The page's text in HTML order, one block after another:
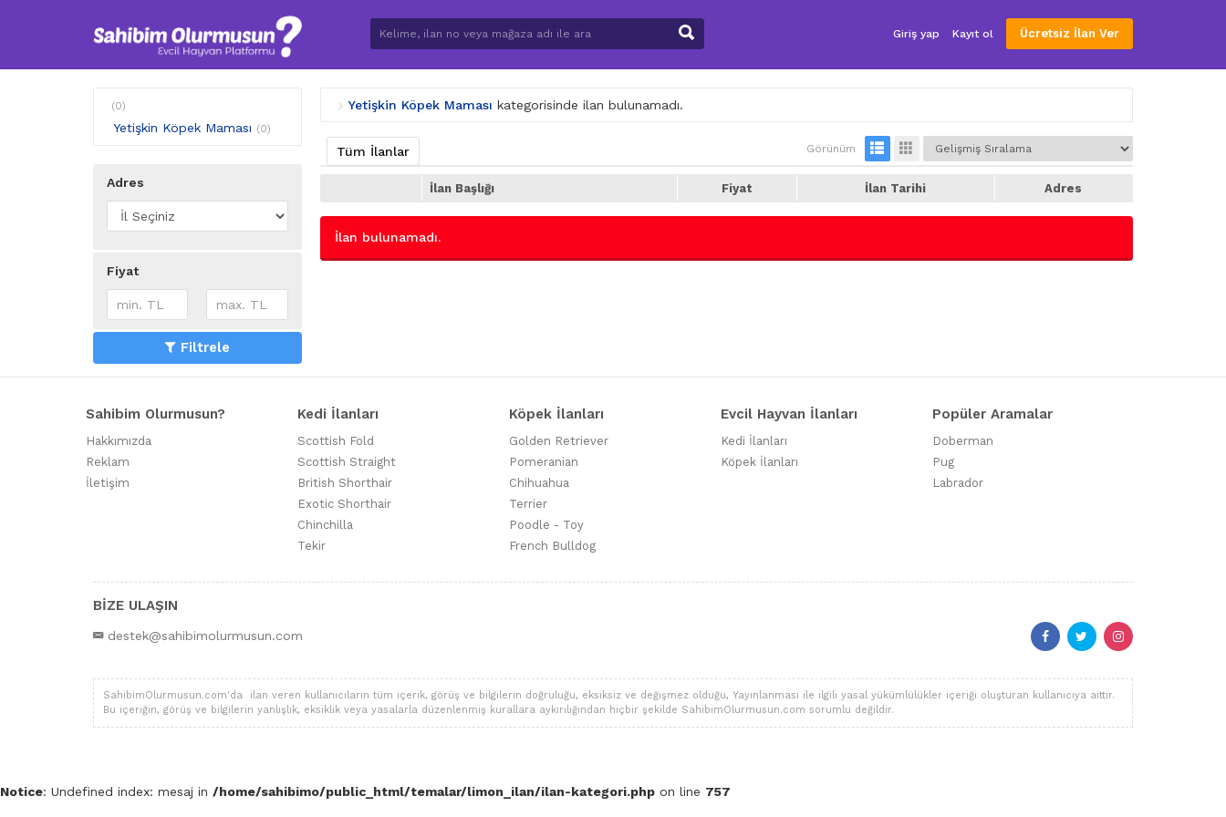
Giriş yap Kayıt ol Ücretsiz İlan Ver
(0)
Yetişkin Köpek Maması (0)
Adres
Fiyat
Filtrele
Yetişkin Köpek Maması kategorisinde ilan bulunamadı.
Tüm İlanlar Görünüm
İlan Başlığı Fiyat İlan Tarihi Adres
İlan bulunamadı.
Sahibim Olurmusun?
Hakkımızda
Reklam
İletişim
Kedi İlanları
Scottish Fold
Scottish Straight
British Shorthair
Exotic Shorthair
Chinchilla
Tekir
Köpek İlanları
Golden Retriever
Pomeranian
Chihuahua
Terrier
Poodle - Toy
French Bulldog
Evcil Hayvan İlanları
Kedi İlanları
Köpek İlanları
Popüler Aramalar
Doberman
Pug
Labrador
BİZE ULAŞIN
destek@sahibimolurmusun.com
SahibimOlurmusun.com'da ilan veren kullanıcıların tüm içerik, görüş ve bilgilerin doğruluğu, eksiksiz ve değişmez olduğu, Yayınlanması ile ilgili yasal yükümlülükler içeriği oluşturan kullanıcıya aittir.
Bu içeriğin, görüş ve bilgilerin yanlışlık, eksiklik veya yasalarla düzenlenmiş kurallara aykırılığından hiçbir şekilde SahibimOlurmusun.com sorumlu değildir.
Notice: Undefined index: mesaj in /home/sahibimo/public_html/temalar/limon_ilan/ilan-kategori.php on line 757